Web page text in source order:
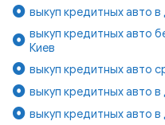
выкуп кредитных авто
выкуп кредитных авто
Киев
выкуп кредитных авто
выкуп кредитных авто
выкуп кредитных авто